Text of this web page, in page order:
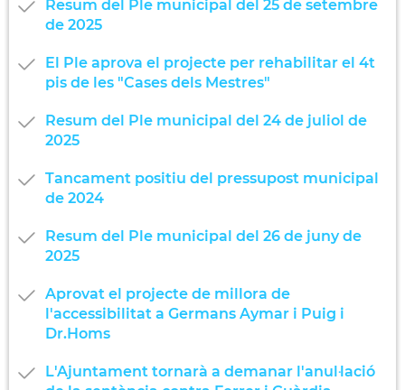
Resum del Ple municipal del 25 de setembre
de 2025
El Ple aprova el projecte per rehabilitar el 4t
pis de les "Cases dels Mestres"
Resum del Ple municipal del 24 de juliol de
2025
Tancament positiu del pressupost municipal
de 2024
Resum del Ple municipal del 26 de juny de
2025
Aprovat el projecte de millora de
l'accessibilitat a Germans Aymar i Puig i
Dr.Homs
L'Ajuntament tornarà a demanar l'anul·lació